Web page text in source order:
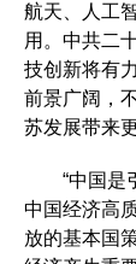
航天、人工
用。中共二
技创新将有
前景广阔，
苏发展带来
“中国是引
中国经济高
放的基本国